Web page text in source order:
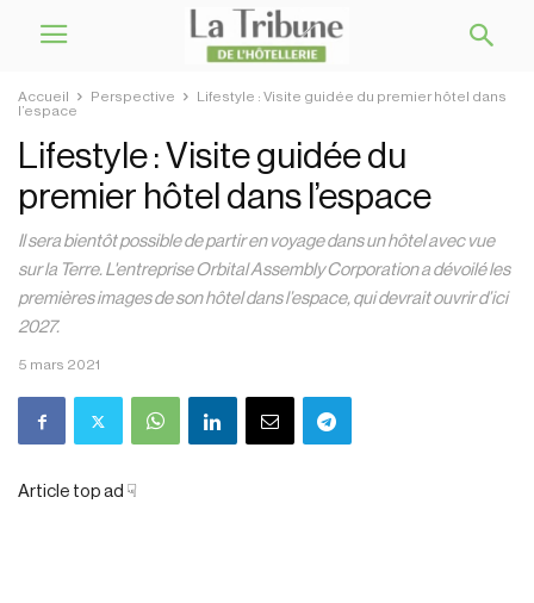
Accueil Perspective
Lifestyle : Visite guidée du premier hôtel dans
l’espace
Lifestyle : Visite guidée du
premier hôtel dans l’espace
Il sera bientôt possible de partir en voyage dans un hôtel avec vue
sur la Terre. L'entreprise Orbital Assembly Corporation a dévoilé les
premières images de son hôtel dans l’espace, qui devrait ouvrir d’ici
2027.
5 mars 2021
Article top ad ☟